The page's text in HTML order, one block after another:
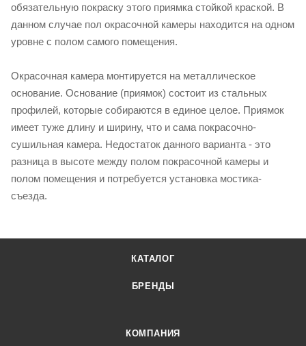
обязательную покраску этого приямка стойкой краской. В
данном случае пол окрасочной камеры находится на одном
уровне с полом самого помещения.
Окрасочная камера монтируется на металлическое
основание. Основание (приямок) состоит из стальных
профилей, которые собираются в единое целое. Приямок
имеет туже длину и ширину, что и сама покрасочно-
сушильная камера. Недостаток данного варианта - это
разница в высоте между полом покрасочной камеры и
полом помещения и потребуется установка мостика-
съезда.
КАТАЛОГ
БРЕНДЫ
КОМПАНИЯ